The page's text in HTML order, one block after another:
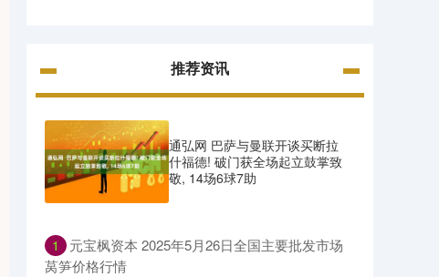
推荐资讯
通弘网 巴萨与曼联开谈买断拉
什福德! 破门获全场起立鼓掌致
敬, 14场6球7助
1
​元宝枫资本 2025年5月26日全国主要批发市场
莴笋价格行情